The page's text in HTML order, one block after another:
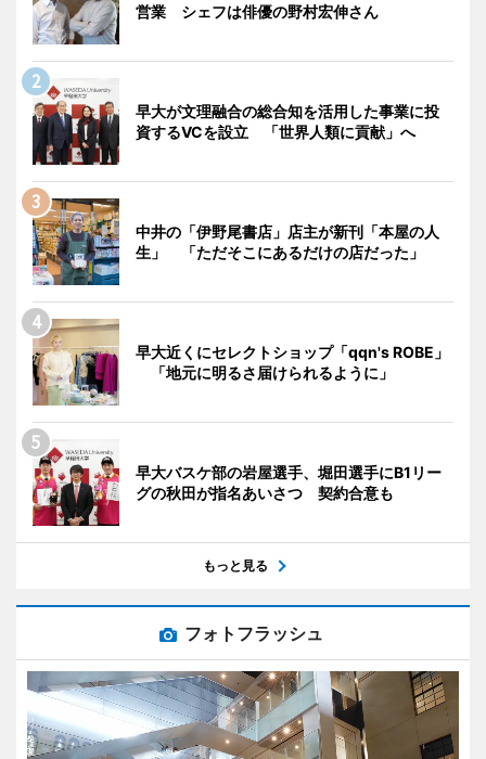
営業 シェフは俳優の野村宏伸さん
早大が文理融合の総合知を活用した事業に投
資するVCを設立 「世界人類に貢献」へ
中井の「伊野尾書店」店主が新刊「本屋の人
生」 「ただそこにあるだけの店だった」
早大近くにセレクトショップ「qqn's ROBE」
「地元に明るさ届けられるように」
早大バスケ部の岩屋選手、堀田選手にB1リー
グの秋田が指名あいさつ 契約合意も
もっと見る
フォトフラッシュ